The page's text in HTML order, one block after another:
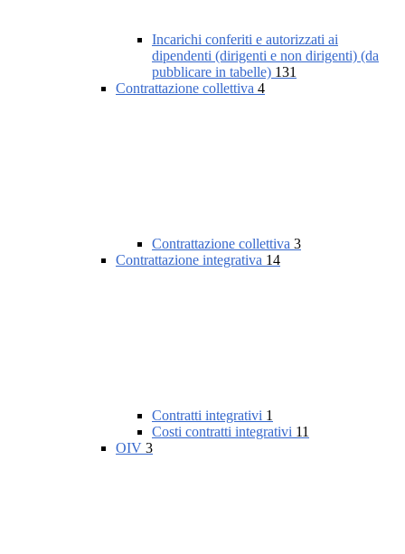
Incarichi conferiti e autorizzati ai
dipendenti (dirigenti e non dirigenti) (da
pubblicare in tabelle) 131
Contrattazione collettiva 4
Contrattazione collettiva 3
Contrattazione integrativa 14
Contratti integrativi 1
Costi contratti integrativi 11
OIV 3